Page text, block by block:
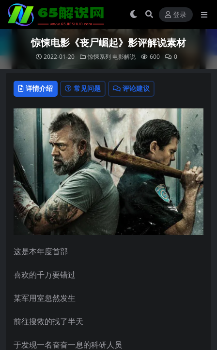
登录
惊悚电影《丧尸崛起》影评解说素材
2022-01-20 惊悚系列 电影解说 600 0
详情介绍 常见问题 评论建议
这是本年度首部
喜欢的千万要错过
某军用室忽然发生
前往搜救的找了半天
于发现一名奋奋一息的科研人员